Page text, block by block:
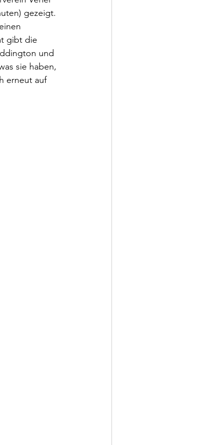
gezeigt.
gibt die
und
sie haben,
erneut auf